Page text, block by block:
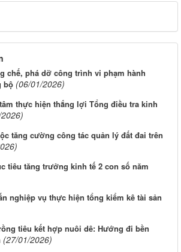
chế, phá dỡ công trình vi phạm hành
bộ (06/01/2026)
thực hiện thắng lợi Tổng điều tra kinh
tăng cường công tác quản lý đất đai trên
tiêu tăng trưởng kinh tế 2 con số năm
nghiệp vụ thực hiện tổng kiểm kê tài sản
tiêu kết hợp nuôi dê: Hướng đi bền
(27/01/2026)